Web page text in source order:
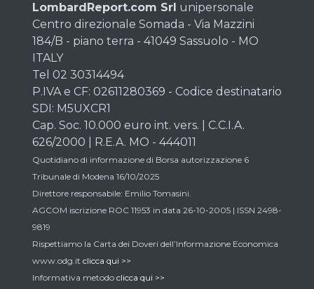
LombardReport.com Srl unipersonale
Centro direzionale Somada - Via Mazzini
184/B - piano terra - 41049 Sassuolo - MO
ITALY
Tel 02 30314494
P.IVA e CF: 02611280369 - Codice destinatario
SDI: M5UXCR1
Cap. Soc. 10.000 euro int. vers. | C.C.I.A.
626/2000 | R.E.A. MO - 444011
Quotidiano di informazione di Borsa autorizzazione 6
Tribunale di Modena 16/10/2025
Direttore responsabile: Emilio Tomasini.
AGCOM iscrizione ROC 11953 in data 26-10-2005 | ISSN 2498-
9819
Rispettiamo la Carta dei Doveri dell’Informazione Economica
www.odg.it clicca qui >>
Informativa metodo clicca qui >>